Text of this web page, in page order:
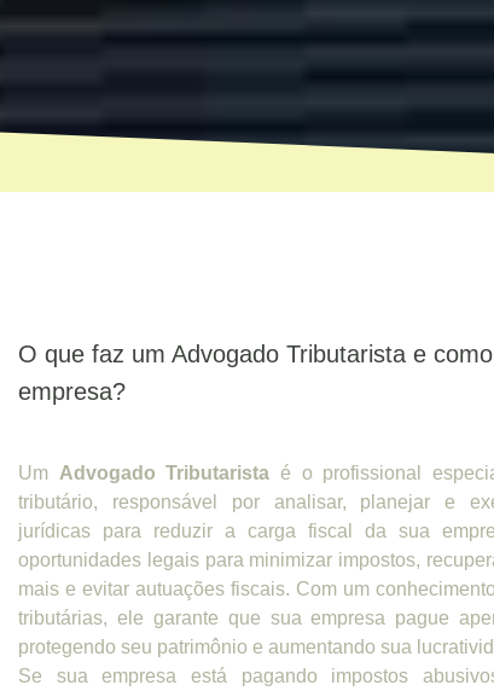
O que faz um Advogado Tributarista e
empresa?
Um Advogado Tributarista é o profissional
tributário, responsável por analisar, planejar e
jurídicas para reduzir a carga fiscal da sua
oportunidades legais para minimizar impostos,
mais e evitar autuações fiscais. Com um
tributárias, ele garante que sua empresa pague
protegendo seu patrimônio e aumentando sua
Se sua empresa está pagando impostos